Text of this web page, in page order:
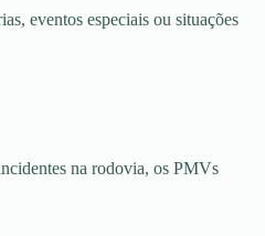
eventos especiais ou situações
na rodovia, os PMVs